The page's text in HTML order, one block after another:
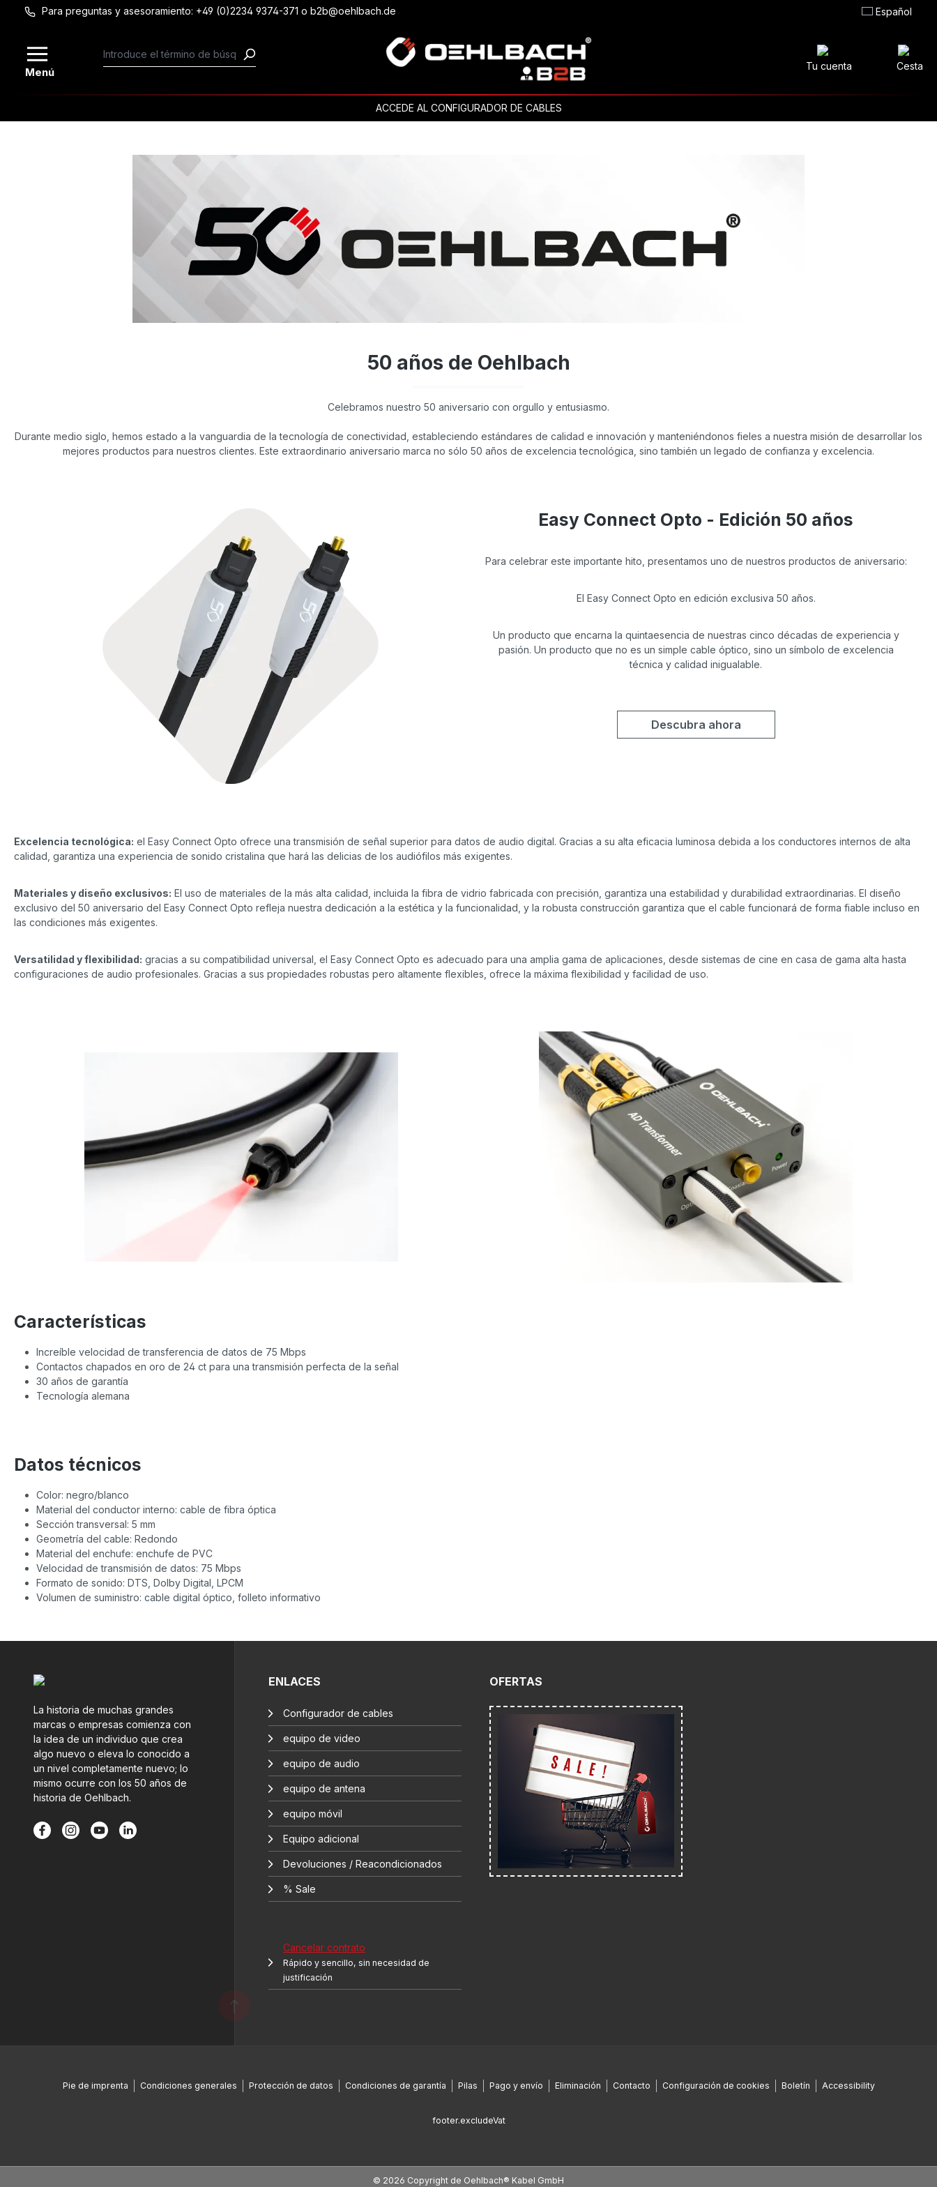
Saltar al contenido principal
Para preguntas y asesoramiento: +49 (0)2234 9374-371 o b2b@oehlbach.de Español
Menú Tu cuenta Cesta
ACCEDE AL CONFIGURADOR DE CABLES
50 años de Oehlbach
Celebramos nuestro 50 aniversario con orgullo y entusiasmo.
Durante medio siglo, hemos estado a la vanguardia de la tecnología de conectividad, estableciendo estándares de calidad e innovación y manteniéndonos fieles a nuestra misión de desarrollar los
mejores productos para nuestros clientes. Este extraordinario aniversario marca no sólo 50 años de excelencia tecnológica, sino también un legado de confianza y excelencia.
Easy Connect Opto - Edición 50 años
Para celebrar este importante hito, presentamos uno de nuestros productos de aniversario:
El Easy Connect Opto en edición exclusiva 50 años.
Un producto que encarna la quintaesencia de nuestras cinco décadas de experiencia y
pasión. Un producto que no es un simple cable óptico, sino un símbolo de excelencia
técnica y calidad inigualable.
Descubra ahora
Excelencia tecnológica: el Easy Connect Opto ofrece una transmisión de señal superior para datos de audio digital. Gracias a su alta eficacia luminosa debida a los conductores internos de alta
calidad, garantiza una experiencia de sonido cristalina que hará las delicias de los audiófilos más exigentes.
Materiales y diseño exclusivos: El uso de materiales de la más alta calidad, incluida la fibra de vidrio fabricada con precisión, garantiza una estabilidad y durabilidad extraordinarias. El diseño
exclusivo del 50 aniversario del Easy Connect Opto refleja nuestra dedicación a la estética y la funcionalidad, y la robusta construcción garantiza que el cable funcionará de forma fiable incluso en
las condiciones más exigentes.
Versatilidad y flexibilidad: gracias a su compatibilidad universal, el Easy Connect Opto es adecuado para una amplia gama de aplicaciones, desde sistemas de cine en casa de gama alta hasta
configuraciones de audio profesionales. Gracias a sus propiedades robustas pero altamente flexibles, ofrece la máxima flexibilidad y facilidad de uso.
Características
Increíble velocidad de transferencia de datos de 75 Mbps
Contactos chapados en oro de 24 ct para una transmisión perfecta de la señal
30 años de garantía
Tecnología alemana
Datos técnicos
Color: negro/blanco
Material del conductor interno: cable de fibra óptica
Sección transversal: 5 mm
Geometría del cable: Redondo
Material del enchufe: enchufe de PVC
Velocidad de transmisión de datos: 75 Mbps
Formato de sonido: DTS, Dolby Digital, LPCM
Volumen de suministro: cable digital óptico, folleto informativo
La historia de muchas grandes
marcas o empresas comienza con
la idea de un individuo que crea
algo nuevo o eleva lo conocido a
un nivel completamente nuevo; lo
mismo ocurre con los 50 años de
historia de Oehlbach.
ENLACES
Configurador de cables
equipo de video
equipo de audio
equipo de antena
equipo móvil
Equipo adicional
Devoluciones / Reacondicionados
% Sale
Cancelar contrato
Rápido y sencillo, sin necesidad de
justificación
OFERTAS
Pie de imprenta Condiciones generales Protección de datos Condiciones de garantía Pilas Pago y envío Eliminación Contacto Configuración de cookies Boletín Accessibility
footer.excludeVat
© 2026 Copyright de Oehlbach® Kabel GmbH